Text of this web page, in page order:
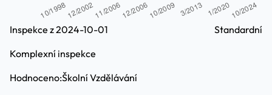
Inspekce z 2024-10-01
Komplexní inspekce
Standardní
Hodnoceno:Školní Vzdělávání